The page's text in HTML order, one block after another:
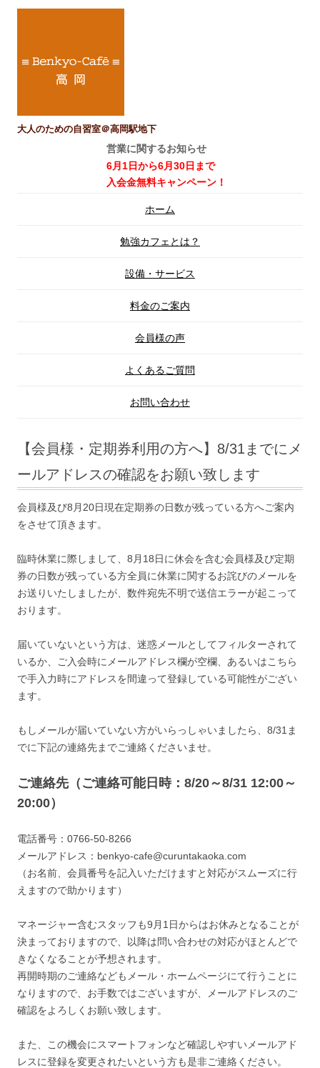
大人のための自習室＠高岡駅地下
営業に関するお知らせ
6月1日から6月30日まで
入会金無料キャンペーン！
ン
ツ
キ
プ
ホーム
勉強カフェとは？
設備・サービス
料金のご案内
会員様の声
よくあるご質問
お問い合わせ
【会員様・定期券利用の方へ】8/31までにメ
ールアドレスの確認をお願い致します
会員様及び8月20日現在定期券の日数が残っている方へご案内
をさせて頂きます。
臨時休業に際しまして、8月18日に休会を含む会員様及び定期
券の日数が残っている方全員に休業に関するお詫びのメールを
お送りいたしましたが、数件宛先不明で送信エラーが起こって
おります。
届いていないという方は、迷惑メールとしてフィルターされて
いるか、ご入会時にメールアドレス欄が空欄、あるいはこちら
で手入力時にアドレスを間違って登録している可能性がござい
ます。
もしメールが届いていない方がいらっしゃいましたら、8/31ま
でに下記の連絡先までご連絡くださいませ。
ご連絡先（ご連絡可能日時：8/20～8/31 12:00～
20:00）
電話番号：0766-50-8266
メールアドレス：benkyo-cafe@curuntakaoka.com
（お名前、会員番号を記入いただけますと対応がスムーズに行
えますので助かります）
マネージャー含むスタッフも9月1日からはお休みとなることが
決まっておりますので、以降は問い合わせの対応がほとんどで
きなくなることが予想されます。
再開時期のご連絡などもメール・ホームページにて行うことに
なりますので、お手数ではございますが、メールアドレスのご
確認をよろしくお願い致します。
また、この機会にスマートフォンなど確認しやすいメールアド
レスに登録を変更されたいという方も是非ご連絡ください。